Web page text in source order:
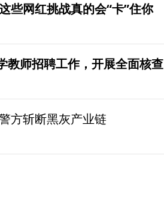
些网红挑战真的会“卡”住你
教师招聘工作，开展全面核查
方斩断黑灰产业链